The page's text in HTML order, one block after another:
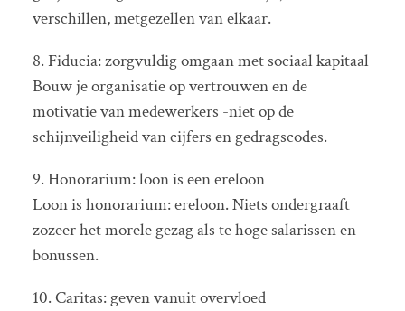
verschillen, metgezellen van elkaar.
8. Fiducia: zorgvuldig omgaan met sociaal kapitaal
Bouw je organisatie op vertrouwen en de
motivatie van medewerkers -niet op de
schijnveiligheid van cijfers en gedragscodes.
9. Honorarium: loon is een ereloon
Loon is honorarium: ereloon. Niets ondergraaft
zozeer het morele gezag als te hoge salarissen en
bonussen.
10. Caritas: geven vanuit overvloed